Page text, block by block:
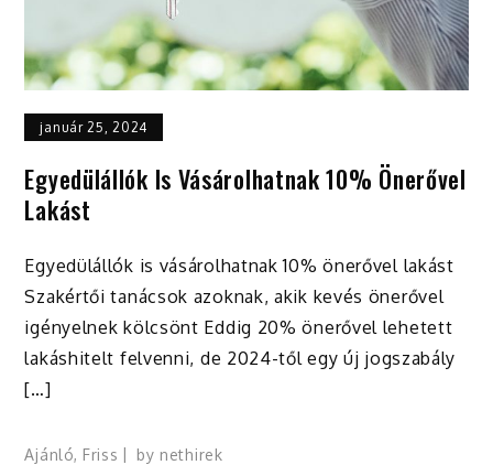
január 25, 2024
Egyedülállók Is Vásárolhatnak 10% Önerővel
Lakást
Egyedülállók is vásárolhatnak 10% önerővel lakást
Szakértői tanácsok azoknak, akik kevés önerővel
igényelnek kölcsönt Eddig 20% önerővel lehetett
lakáshitelt felvenni, de 2024-től egy új jogszabály
[…]
Ajánló, Friss by nethirek